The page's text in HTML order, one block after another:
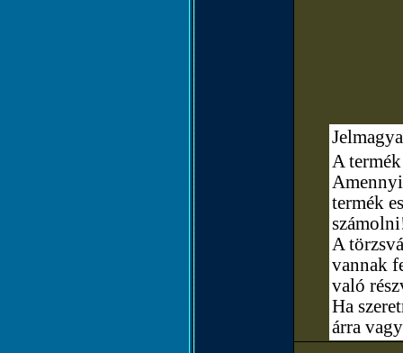
A
termék
A
vannak
való
Ha
árra